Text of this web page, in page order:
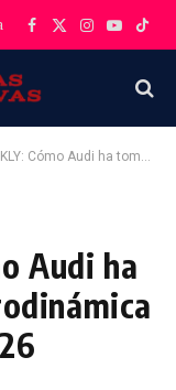
Facebook
X
Instagram
YouTube
ha tomado una ruta aerodinámica muy inusual con el R26
Audi ha